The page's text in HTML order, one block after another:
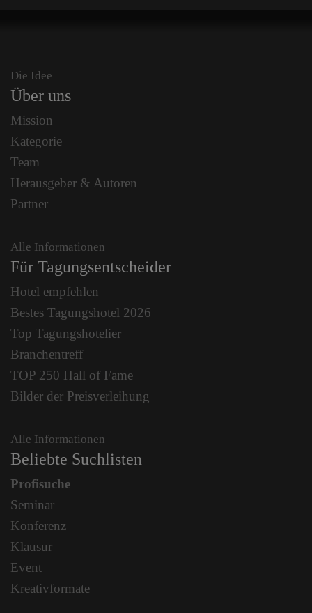
Die Idee
Über uns
Mission
Kategorie
Team
Herausgeber & Autoren
Partner
Alle Informationen
Für Tagungsentscheider
Hotel empfehlen
Bestes Tagungshotel 2026
Top Tagungshotelier
Branchentreff
TOP 250 Hall of Fame
Bilder der Preisverleihung
Alle Informationen
Beliebte Suchlisten
Profisuche
Seminar
Konferenz
Klausur
Event
Kreativformate